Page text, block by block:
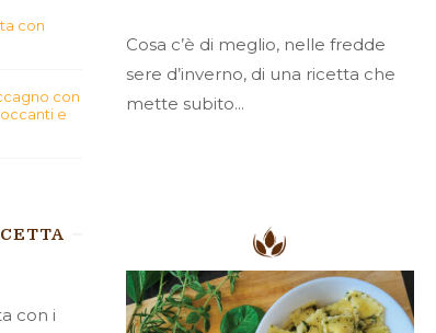
Cosa c’è di meglio, nelle fredde
sere d’inverno, di una ricetta che
mette subito...
con
con
e
con i